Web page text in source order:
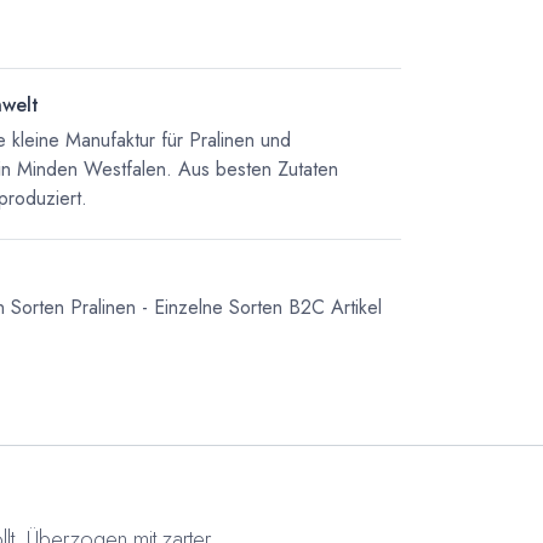
kleine Manufaktur für Pralinen und
Minden Westfalen. Aus besten Zutaten
Sorten Pralinen - Einzelne Sorten B2C Artikel